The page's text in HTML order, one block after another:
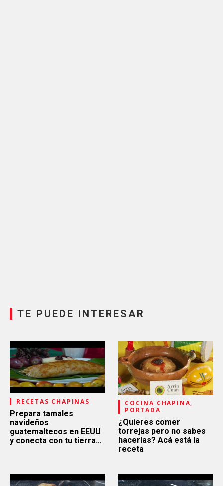
TE PUEDE INTERESAR
RECETAS CHAPINAS
Prepara tamales
navideños
guatemaltecos en EEUU
y conecta con tu tierra
COCINA CHAPINA,
PORTADA
¿Quieres comer
torrejas pero no sabes
hacerlas? Acá está la
receta